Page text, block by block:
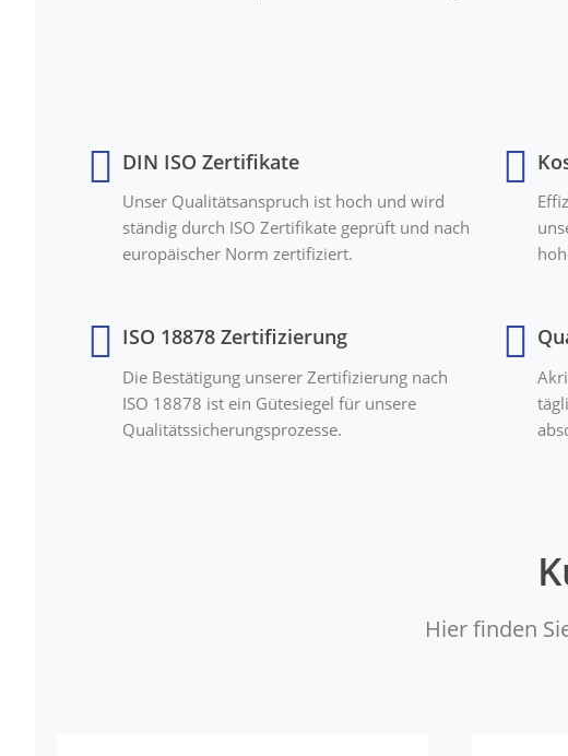
DIN ISO Zertifikate
Unser Qualitätsanspruch ist hoch und wird
ständig durch ISO Zertifikate geprüft und nach
europäischer Norm zertifiziert.
ISO 18878 Zertifizierung
Die Bestätigung unserer Zertifizierung nach
ISO 18878 ist ein Gütesiegel für unsere
Qualitätssicherungsprozesse.
Hier finden